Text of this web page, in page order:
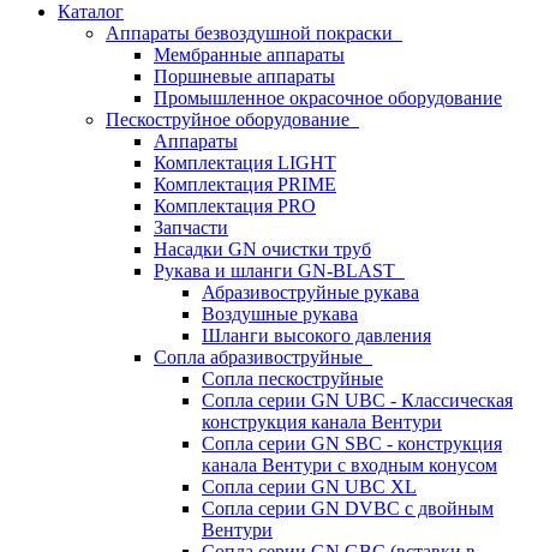
Каталог
Аппараты безвоздушной покраски
Мембранные аппараты
Поршневые аппараты
Промышленное окрасочное оборудование
Пескоструйное оборудование
Аппараты
Комплектация LIGHT
Комплектация PRIME
Комплектация PRO
Запчасти
Насадки GN очистки труб
Рукава и шланги GN-BLAST
Абразивоструйные рукава
Воздушные рукава
Шланги высокого давления
Сопла абразивоструйные
Сопла пескоструйные
Сопла серии GN UBC - Классическая
конструкция канала Вентури
Сопла серии GN SBC - конструкция
канала Вентури c входным конусом
Сопла серии GN UBC XL
Сопла серии GN DVBC с двойным
Вентури